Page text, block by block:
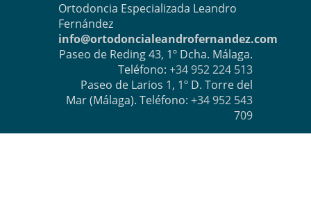
Ortodoncia Especializada Leandro
Fernández
info@ortodoncialeandrofernandez.com
Paseo de Reding 43, 1º Dcha. Málaga.
Teléfono: +34 952 224 513
Paseo de Larios 1, 1º D. Torre del
Mar (Málaga). Teléfono: +34 952 543
709